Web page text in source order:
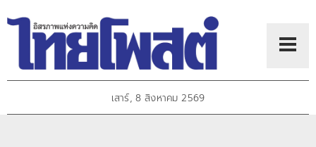
เสาร์, 8 สิงหาคม 2569